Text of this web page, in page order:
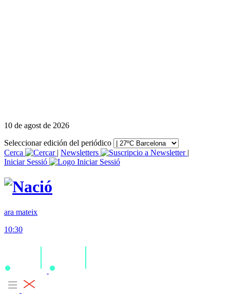
10 de agost de 2026
Seleccionar edición del periódico
Cerca
| Newsletters
|
Iniciar Sessió
ara mateix
10:30